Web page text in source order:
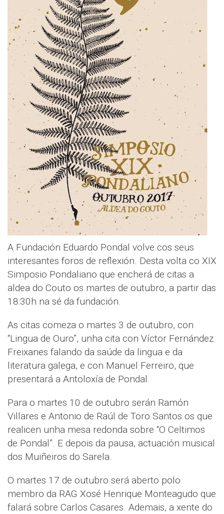
A Fundación Eduardo Pondal volve cos seus
interesantes foros de reflexión. Desta volta co XIX
Simposio Pondaliano que encherá de citas a
aldea do Couto os martes de outubro, a partir das
18:30h na sé da fundación.
As citas comeza o martes 3 de outubro, con
“Lingua de Ouro”, unha cita con Víctor Fernández
Freixanes falando da saúde da lingua e da
literatura galega, e con Manuel Ferreiro, que
presentará a Antoloxía de Pondal.
Para o martes 10 de outubro serán Ramón
Villares e Antonio de Raúl de Toro Santos os que
realicen unha mesa redonda sobre “O Celtimos
de Pondal”. E depois da pausa, actuación musical
dos Muiñeiros do Sarela.
O martes 17 de outubro será aberto polo
membro da RAG Xosé Henrique Monteagudo que
falará sobre Carlos Casares. Ademais, a xente do